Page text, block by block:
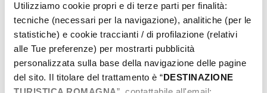
Utilizziamo cookie propri e di terze parti per finalità:
tecniche (necessari per la navigazione), analitiche (per le
statistiche) e cookie traccianti / di profilazione (relativi
alle Tue preferenze) per mostrarti pubblicità
personalizzata sulla base della navigazione delle pagine
del sito. Il titolare del trattamento è “DESTINAZIONE
Ein Garten voller Insekten
KONTAKT
335 1209933
giardinodelleerbe@atlantide.net